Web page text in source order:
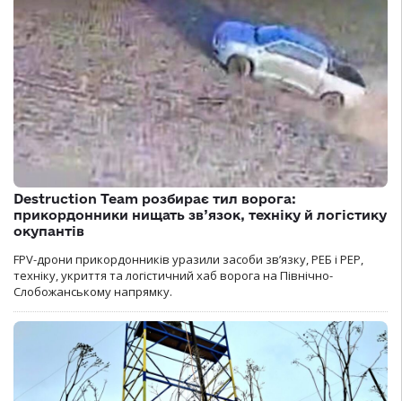
Destruction Team розбирає тил ворога:
прикордонники нищать зв’язок, техніку й логістику
окупантів
FPV-дрони прикордонників уразили засоби зв’язку, РЕБ і РЕР,
техніку, укриття та логістичний хаб ворога на Північно-
Слобожанському напрямку.